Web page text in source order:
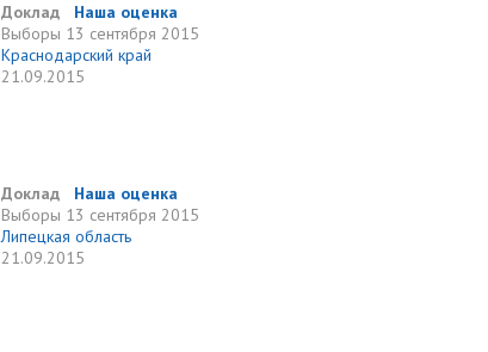
Доклад
Наша оценка
Выборы 13 сентября 2015
Краснодарский край
21.09.2015
Доклад
Наша оценка
Выборы 13 сентября 2015
Липецкая область
21.09.2015